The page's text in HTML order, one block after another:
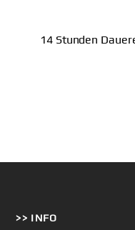
14 Stunden
>> INFO